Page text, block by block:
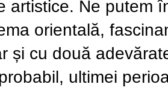
artistice. Ne putem
orientală,
și cu două
ultimei